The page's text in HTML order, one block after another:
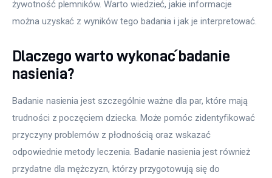
żywotność plemników. Warto wiedzieć, jakie informacje
można uzyskać z wyników tego badania i jak je interpretować.
Dlaczego warto wykonać badanie
nasienia?
Badanie nasienia jest szczególnie ważne dla par, które mają
trudności z poczęciem dziecka. Może pomóc zidentyfikować
przyczyny problemów z płodnością oraz wskazać
odpowiednie metody leczenia. Badanie nasienia jest również
przydatne dla mężczyzn, którzy przygotowują się do